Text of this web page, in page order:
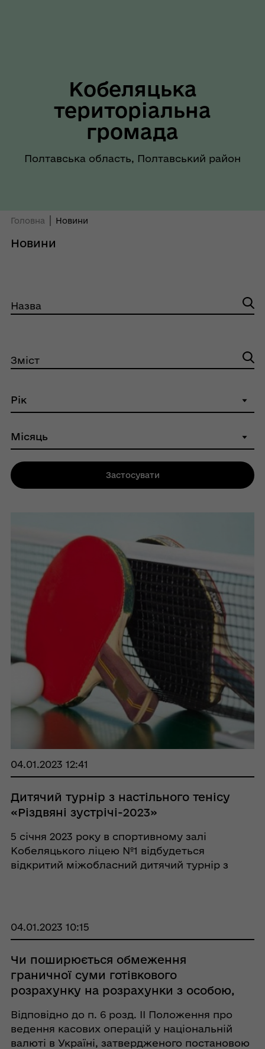
Кобеляцька
територіальна
громада
Полтавська область, Полтавський район
Головна Новини
Новини
04.01.2023 12:41
Дитячий турнір з настільного тенісу
«Різдвяні зустрічі-2023»
5 січня 2023 року в спортивному залі
Кобеляцького ліцею №1 відбудеться
відкритий міжобласний дитячий турнір з
04.01.2023 10:15
Чи поширюється обмеження
граничної суми готівкового
розрахунку на розрахунки з особою,
діяльність?
Відповідно до п. 6 розд. ІІ Положення про
ведення касових операцій у національній
валюті в Україні, затвердженого постановою
Назва
Зміст
Застосувати